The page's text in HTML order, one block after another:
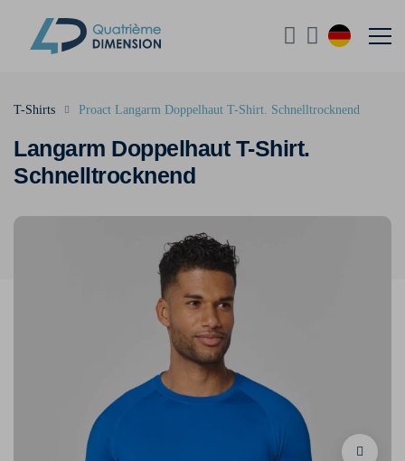
Langarm Doppelhaut T-Shirt.
Schnelltrocknend
T-Shirts Proact Langarm Doppelhaut T-Shirt. Schnelltrocknend